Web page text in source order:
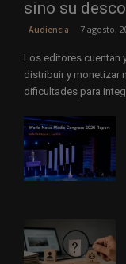
sino su
Audiencia 7 agosto,
Los editores cuentan
distribuir y monetizar
dificultades para